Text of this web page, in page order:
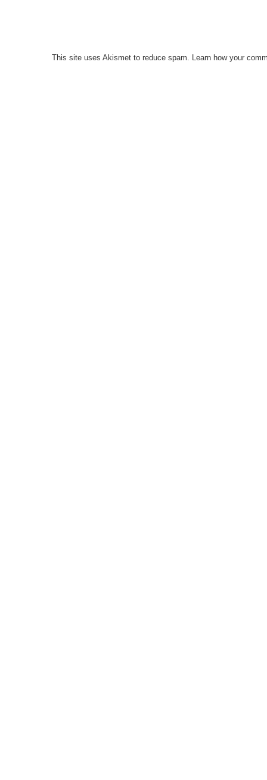
This site uses Akismet to reduce spam. Learn how your